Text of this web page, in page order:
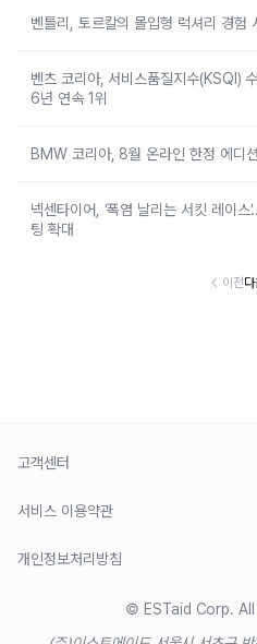
벤틀리, 토르칼의 몰입형 럭셔리 경험
벤츠 코리아, 서비스품질지수(KSQI)
6년 연속 1위
BMW 코리아, 8월 온라인 한정 에디
넥센타이어, ‘폭염 날리는 서킷 레이스
팅 확대
이전
고객센터
서비스 이용약관
개인정보처리방침
© ESTaid Corp.